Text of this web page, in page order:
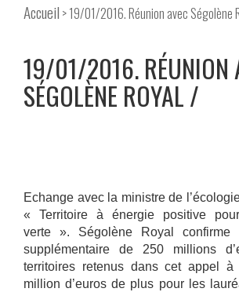
Accueil > 19/01/2016. Réunion avec Ségolène
19/01/2016. RÉUNION
SÉGOLÈNE ROYAL
Echange avec la ministre de
« Territoire à énergie positive
verte ». Ségolène Royal confirme
supplémentaire de 250 millions
territoires retenus dans cet appel
million d’euros de plus pour les